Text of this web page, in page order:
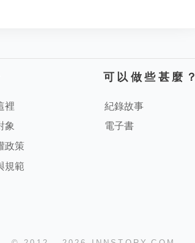
裡
象
政策
規範
可以做些甚麼？
紀錄故事
電子書